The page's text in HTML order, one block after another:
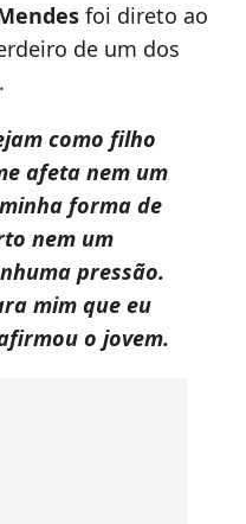
foi direto ao
de um dos
como filho
afeta nem um
forma de
nem um
pressão.
mim que eu
o jovem.